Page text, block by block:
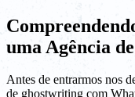
uma Agência
Antes de entrarmos nos
de ghostwriting com